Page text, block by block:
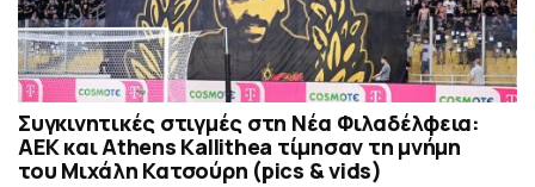
Συγκινητικές στιγμές στη Νέα Φιλαδέλφεια:
ΑΕΚ και Athens Kallithea τίμησαν τη μνήμη
του Μιχάλη Κατσούρη (pics & vids)